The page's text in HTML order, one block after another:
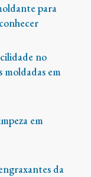
para
no
moldadas em
em
da